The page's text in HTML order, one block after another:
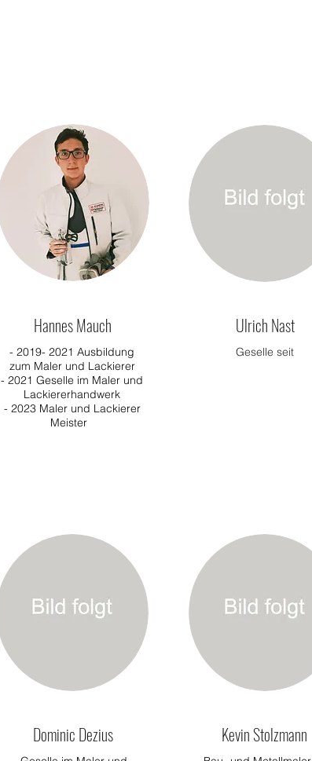
Hannes Mauch
- 2019- 2021 Ausbildung
zum Maler und Lackierer
- 2021 Geselle im Maler und
Lackiererhandwerk
- 2023 Maler und Lackierer
Meister
Ulrich Nast
Geselle seit
Dominic Dezius Kevin Stolzmann